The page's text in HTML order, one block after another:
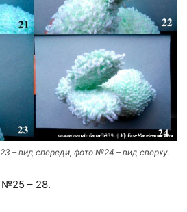
– вид спереди, фото №24 – вид сверху.
– 28.